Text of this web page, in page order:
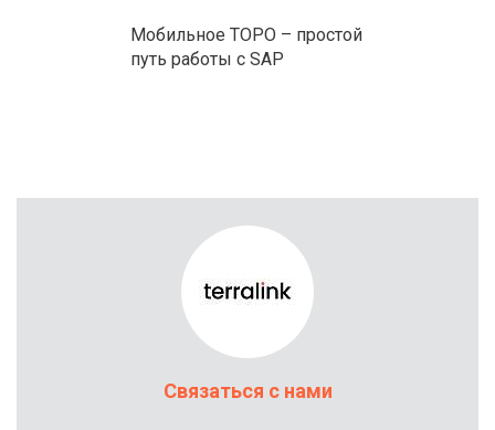
Мобильное ТОРО – простой
путь работы с SAP
Связаться с нами